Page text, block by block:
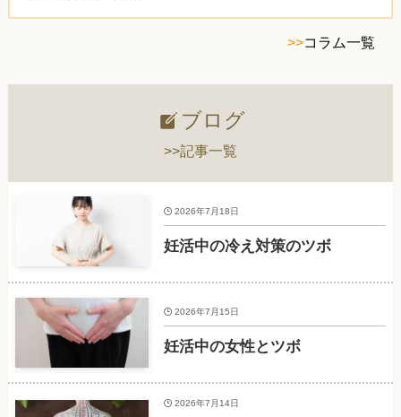
>>コラム一覧
ブログ
>>記事一覧
妊活中の冷え対策のツボ
2026年7月18日
妊活中の女性とツボ
2026年7月15日
2026年7月14日